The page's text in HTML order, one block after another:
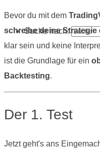
Suche nach:
Bevor du mit dem
schreibe deine Strategie
klar sein und keine
ist die Grundlage für ein
Backtesting.
Der 1. Test
Jetzt geht's ans